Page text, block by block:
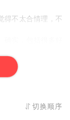
得不太合情理，不
确实，包括很多好
辑的前提下，应该
买成功后，即可收
切换顺序